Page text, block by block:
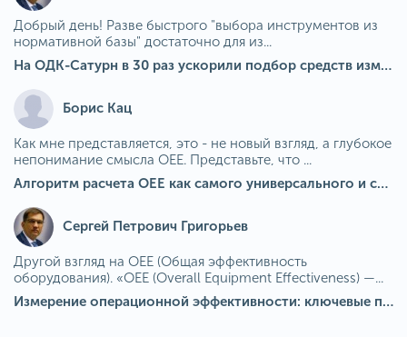
Добрый день! Разве быстрого "выбора инструментов из
нормативной базы" достаточно для из...
На ОДК-Сатурн в 30 раз ускорили подбор средств измерения для контроля качества продукции
Борис Кац
Как мне представляется, это - не новый взгляд, а глубокое
непонимание смысла OEE. Представьте, что ...
Алгоритм расчета ОЕЕ как самого универсального и современного показателя эффективности оборудования в мире
Сергей Петрович Григорьев
Другой взгляд на OEE (Общая эффективность
оборудования). «OEE (Overall Equipment Effectiveness) —...
Измерение операционной эффективности: ключевые показатели для непрерывного совершенствования